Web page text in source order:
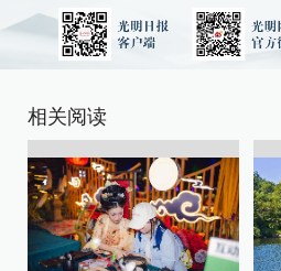
相关阅读